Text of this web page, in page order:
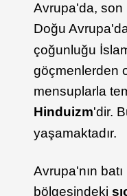
Avrupa'da, son
Doğu
çoğunluğu
göçmenlerden
mensuplarla
Hinduizm'dir.
yaşamaktadır.
Avrupa'nın
bölgesindeki